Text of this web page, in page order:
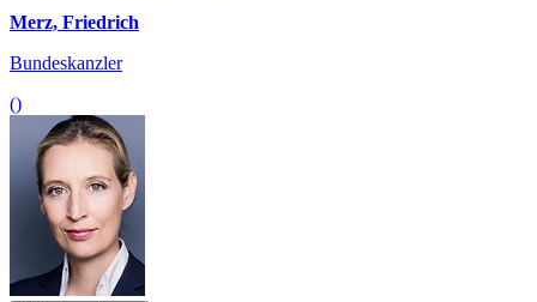
Merz, Friedrich
Bundeskanzler
()